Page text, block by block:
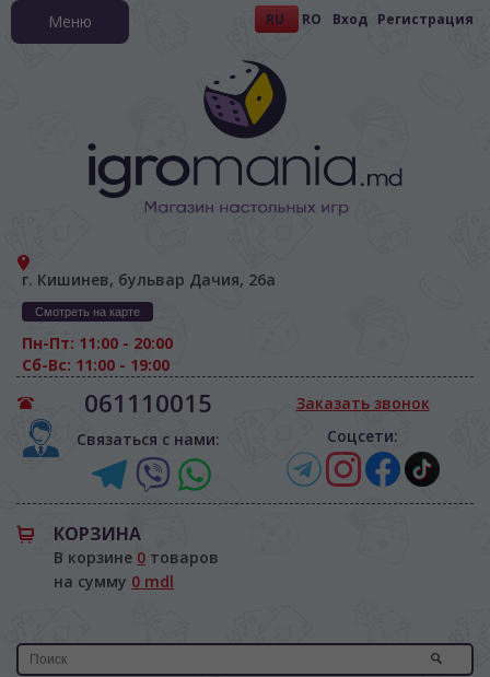
RU RO Вход Регистрация
г. Кишинев, бульвар Дачия, 26а
Смотреть на карте
Пн-Пт: 11:00 - 20:00
Сб-Вс: 11:00 - 19:00
061110015
Связаться с нами:
Заказать звонок
Соцсети:
КОРЗИНА
В корзине 0 товаров
на сумму 0 mdl
Меню